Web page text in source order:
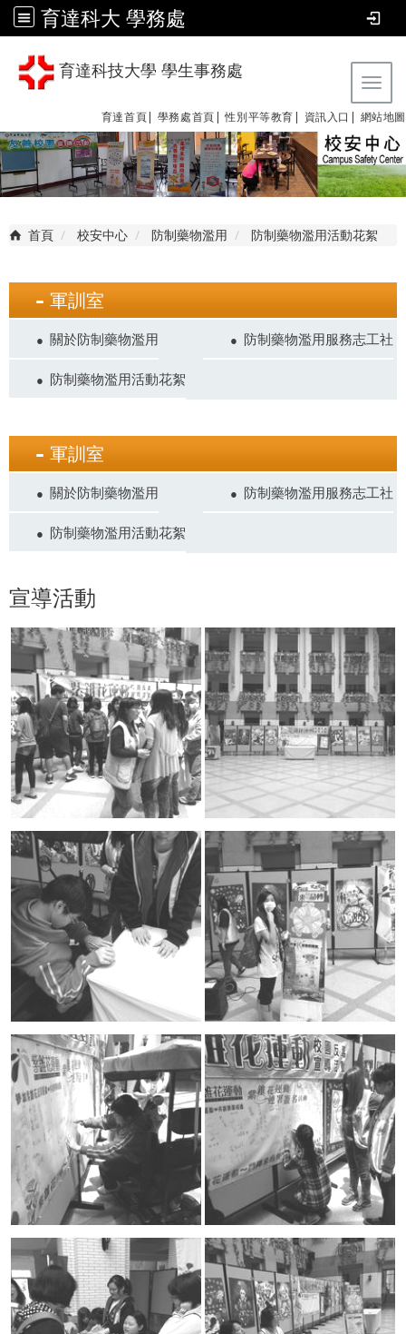
育達科大 學務處
育達科技大學 學生事務處
育達首頁| 學務處首頁| 性別平等教育 | 資訊入口| 網站地圖
首頁 校安中心 防制藥物濫用 防制藥物濫用活動花絮
軍訓室
關於防制藥物濫用 防制藥物濫用服務志工社
防制藥物濫用活動花絮
軍訓室
關於防制藥物濫用 防制藥物濫用服務志工社
防制藥物濫用活動花絮
宣導活動